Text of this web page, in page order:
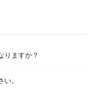
りますか？
。